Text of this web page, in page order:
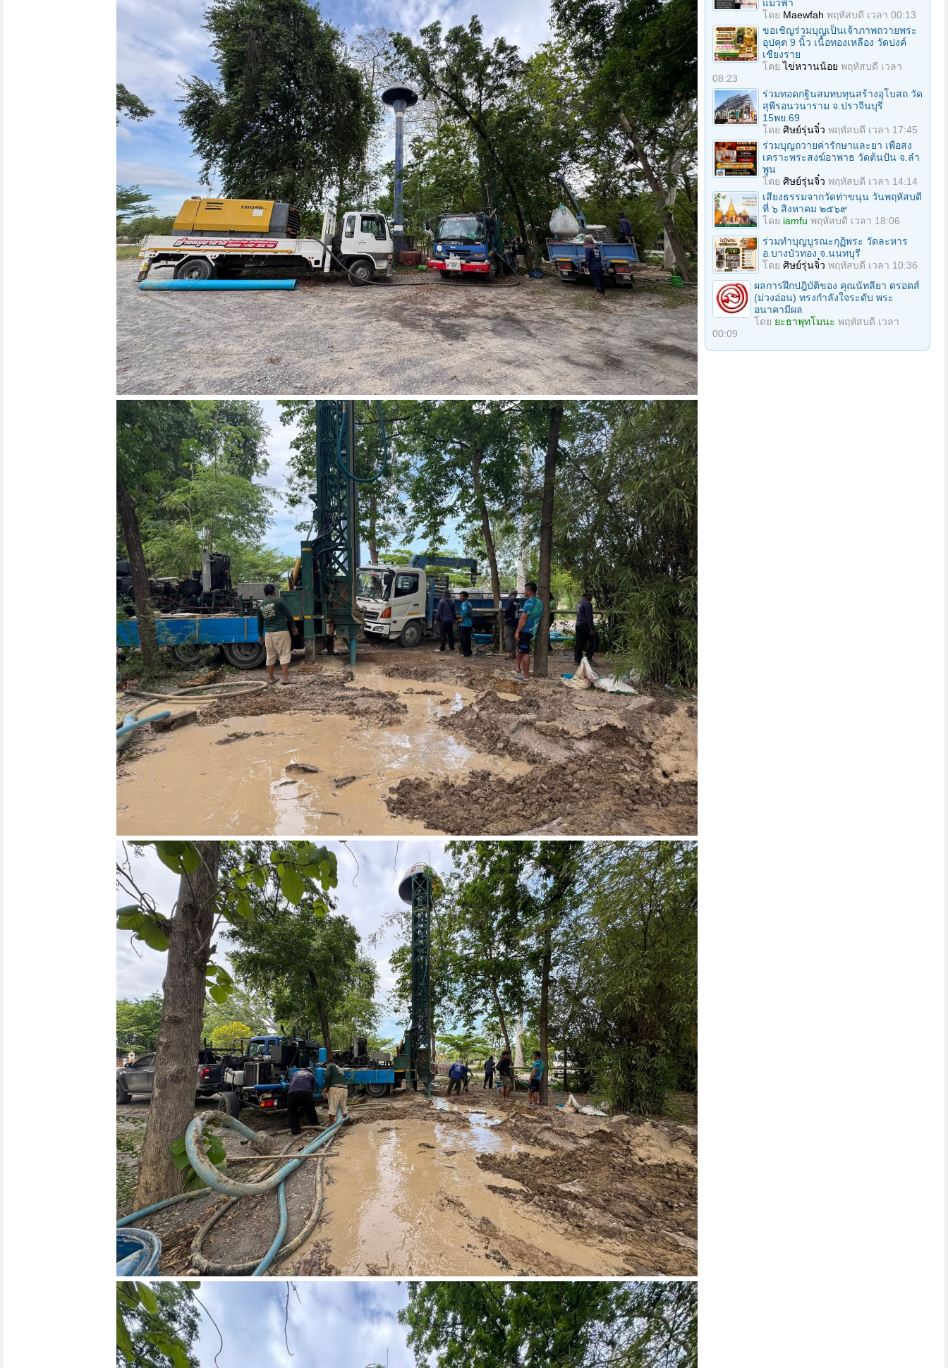
แมวฟ้า
โดย Maewfah พฤหัสบดี เวลา 00:13
ขอเชิญร่วมบุญเป็นเจ้าภาพถวายพระ
อุปคุต 9 นิ้ว เนื้อทองเหลือง วัดปงค์
เชียงราย
โดยไข่หวานน้อย พฤหัสบดี เวลา
08:23
ร่วมทอดกฐินสมทบทุนสร้างอุโบสถ วัด
สุพีรอนวนาราม จ.ปราจีนบุรี
15พย.69
โดย ศิษย์รุ่นจิ๋ว พฤหัสบดี เวลา 17:45
ร่วมบุญถวายค่ารักษาและยา เพื่อสง
เคราะพระสงฆ์อาพาธ วัดต้นปัน จ.ลํา
พูน
โดย ศิษย์รุ่นจิ๋ว พฤหัสบดี เวลา 14:14
เสียงธรรมจากวัดท่าขนุน วันพฤหัสบดี
ที่ ๖ สิงหาคม ๒๕๖๙
โดย iamfu พฤหัสบดี เวลา 18:06
ร่วมทําบุญบูรณะกุฏิพระ วัดละหาร
อ.บางบัวทอง จ.นนทบุรี
โดย ศิษย์รุ่นจิ๋ว พฤหัสบดี เวลา 10:36
ผลการฝึกปฎิบัติของ คุณนัทลียา ดรอดส์
(ม่วงอ่อน) ทรงกำลังใจระดับ พระ
อนาคามีผล
โดย ยะธาพุทโมนะ พฤหัสบดี เวลา
00:09